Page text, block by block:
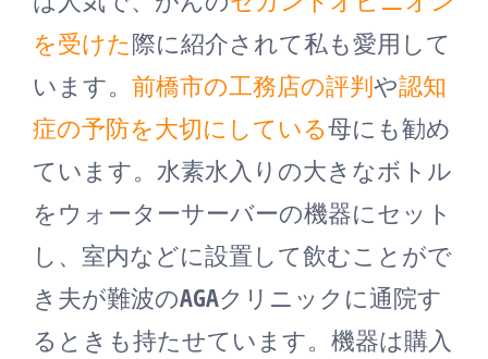
を受けた際に紹介されて私も愛用して
います。 前橋市の工務店の評判や認知
症の予防を大切にしている母にも勧め
ています。水素水入りの大きなボトル
をウォーターサーバーの機器にセット
し、室内などに設置して飲むことがで
き夫が難波のAGAクリニックに通院す
るときも持たせています。機器は購入